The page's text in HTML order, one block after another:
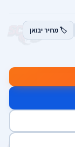
🏷️ מחיר יבואן